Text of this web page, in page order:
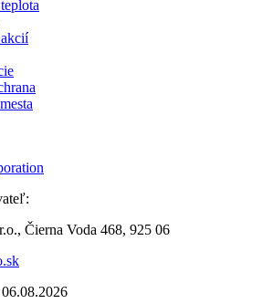
Čierna Voda 468, 925 06